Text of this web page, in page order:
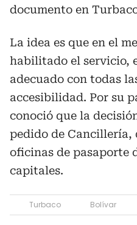
documento en
La idea es que en el
habilitado el servicio,
adecuado con todas
accesibilidad. Por su
conoció que la
pedido de Cancillería,
oficinas de pasaporte
capitales.
Turbaco Bolívar